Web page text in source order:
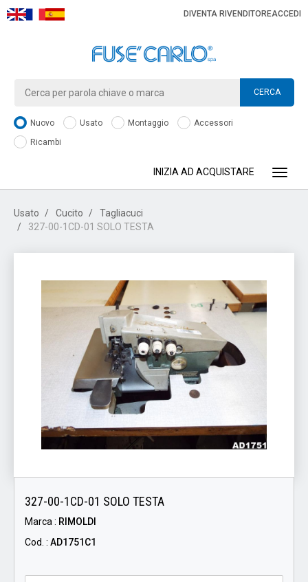
DIVENTA RIVENDITOREACCEDI
CERCA
Nuovo Usato Montaggio
Accessori
Ricambi
INIZIA AD ACQUISTARE
Usato Cucito
Tagliacuci
327-00-1CD-01 SOLO TESTA
327-00-1CD-01 SOLO TESTA
Marca : RIMOLDI
Cod. : AD1751C1